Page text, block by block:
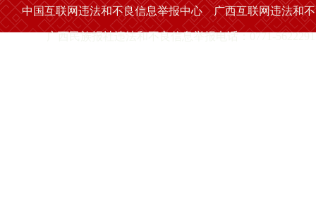
中国互联网违法和不良信息举报中心 广西互联网违法和
广西民族报社违法和不良信息举报电话：0771-